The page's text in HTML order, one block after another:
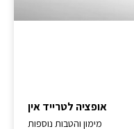
אופציה לטרייד אין
מימון והטבות נוספות